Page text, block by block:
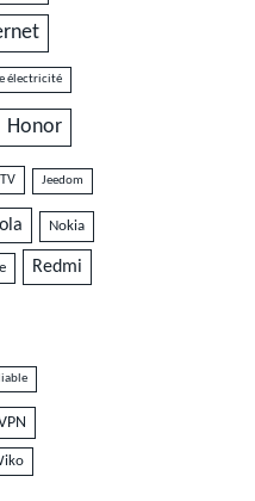
électricité
Honor
Jeedom
Nokia
Redmi